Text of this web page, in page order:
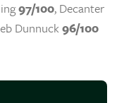
97/100, Decanter
Dunnuck96/100